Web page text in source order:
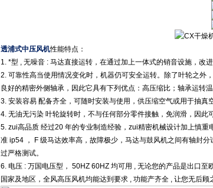
透浦式中压风机性能特点：
1. *型 , 无噪音 : 马达直接运转，在通过加上一体式的销音设施，改
2. 可靠性高当使用情况变化时，机器仍可安全运转。除了叶轮之外
良好的精密外侧轴承，因此它具有下列优点：高压缩比；轴承运转
3. 安装容易 配备齐全，可随时安装与使用，供压缩空气或用于抽真
4. 无油无污染 叶轮旋转时，不与任何部分零件接触，免润滑，因此
5. zui高品质 经过20 年的专业制造经验，zui精密机械设计加上慎
准 ip54 ， F 级马达效率高，故障极少，马达与鼓风机之间有轴封
过严格测试。
6. 电压 : 万国电压型， 50HZ 60HZ 均可用 , 无论您的产品是出口
国家及地区，全风高压风机均能达到要求 , 功能产齐全 , 让您无后顾